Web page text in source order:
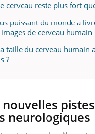
cerveau reste plus fort
puissant du monde a
de cerveau humain
taille du cerveau humain
?
nouvelles
neurologiques